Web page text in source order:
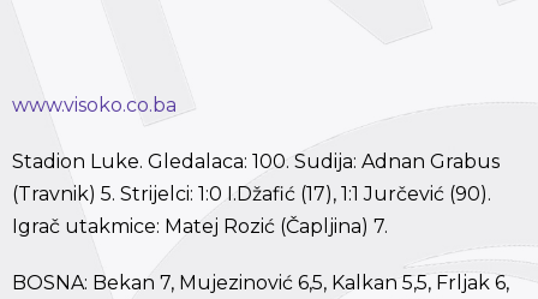
www.visoko.co.ba
Stadion Luke. Gledalaca: 100. Sudija: Adnan Grabus
(Travnik) 5. Strijelci: 1:0 I.Džafić (17), 1:1 Jurčević (90).
Igrač utakmice: Matej Rozić (Čapljina) 7.
BOSNA: Bekan 7, Mujezinović 6,5, Kalkan 5,5, Frljak 6,